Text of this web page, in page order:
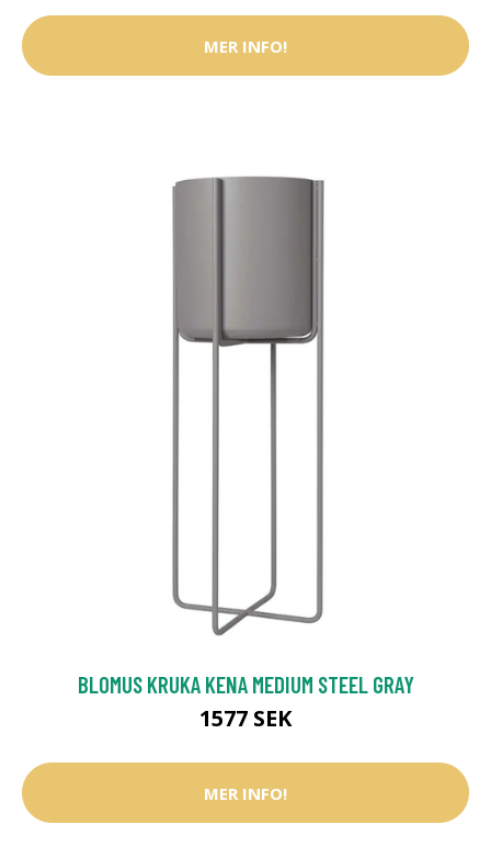
MER INFO!
BLOMUS KRUKA KENA MEDIUM STEEL GRAY
1577 SEK
MER INFO!